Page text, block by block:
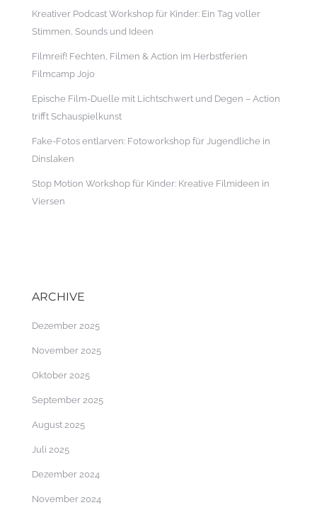
Kreativer Podcast Workshop für Kinder: Ein Tag voller
Stimmen, Sounds und Ideen
Filmreif! Fechten, Filmen & Action im Herbstferien
Filmcamp Jojo
Epische Film-Duelle mit Lichtschwert und Degen – Action
trifft Schauspielkunst
Fake-Fotos entlarven: Fotoworkshop für Jugendliche in
Dinslaken
Stop Motion Workshop für Kinder: Kreative Filmideen in
Viersen
ARCHIVE
Dezember 2025
November 2025
Oktober 2025
September 2025
August 2025
Juli 2025
Dezember 2024
November 2024